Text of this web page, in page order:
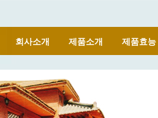
회사소개 제품소개 제품효능